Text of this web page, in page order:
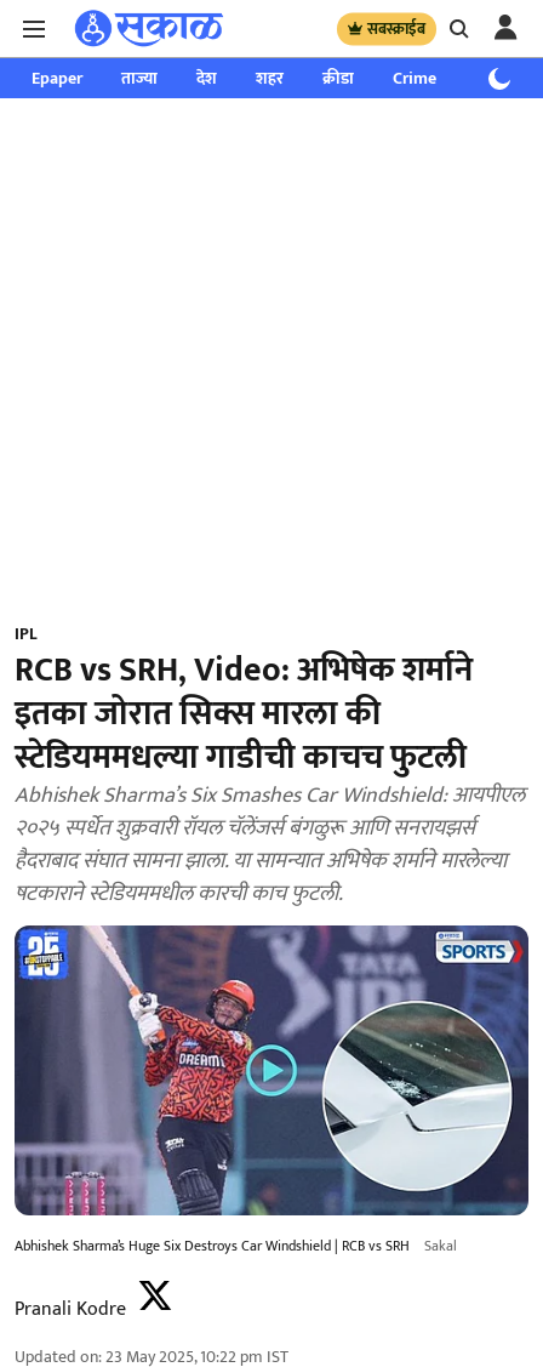
सबस्क्राईब
Epaper ताज्या देश शहर क्रीडा Crime साप्ताहिक
IPL
RCB vs SRH, Video: अभिषेक शर्माने
इतका जोरात सिक्स मारला की
स्टेडियममधल्या गाडीची काचच फुटली
Abhishek Sharma’s Six Smashes Car Windshield: आयपीएल
२०२५ स्पर्धेत शुक्रवारी रॉयल चॅलेंजर्स बंगळुरू आणि सनरायझर्स
हैदराबाद संघात सामना झाला. या सामन्यात अभिषेक शर्माने मारलेल्या
षटकाराने स्टेडियममधील कारची काच फुटली.
Abhishek Sharma’s Huge Six Destroys Car Windshield | RCB vs SRH Sakal
Pranali Kodre
Updated on:23 May 2025, 10:22 pm IST